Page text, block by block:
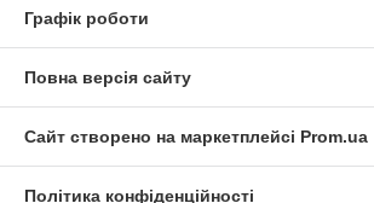
Графік роботи
Повна версія сайту
Сайт створено на маркетплейсі Prom.ua
Політика конфіденційності